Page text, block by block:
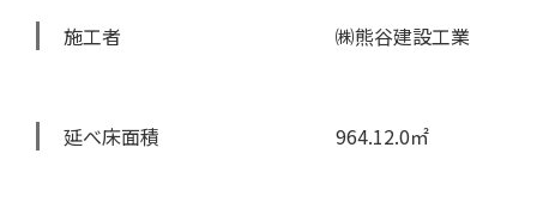
施工者 ㈱熊谷建設工業
延べ床面積 964.12.0㎡